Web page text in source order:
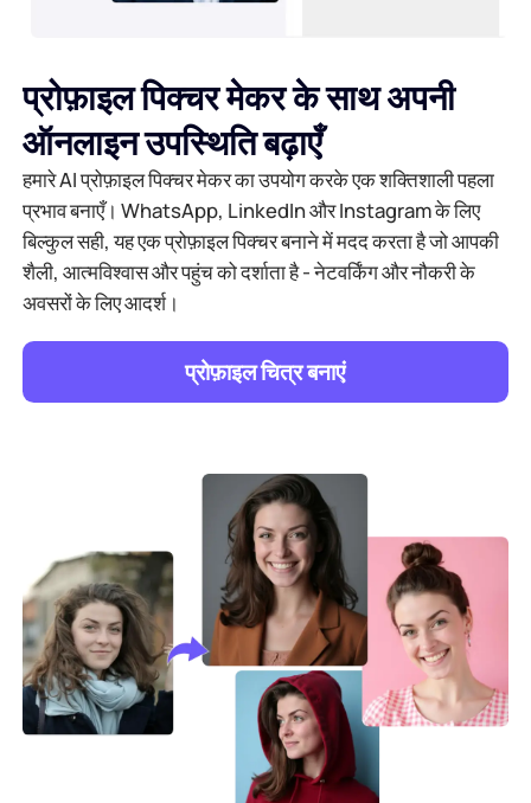
प्रोफ़ाइल पिक्चर मेकर के साथ अपनी
ऑनलाइन उपस्थिति बढ़ाएँ
हमारे AI प्रोफ़ाइल पिक्चर मेकर का उपयोग करके एक शक्तिशाली पहला
प्रभाव बनाएँ। WhatsApp, LinkedIn और Instagram के लिए
बिल्कुल सही, यह एक प्रोफ़ाइल पिक्चर बनाने में मदद करता है जो आपकी
शैली, आत्मविश्वास और पहुंच को दर्शाता है - नेटवर्किंग और नौकरी के
अवसरों के लिए आदर्श।
प्रोफ़ाइल चित्र बनाएं